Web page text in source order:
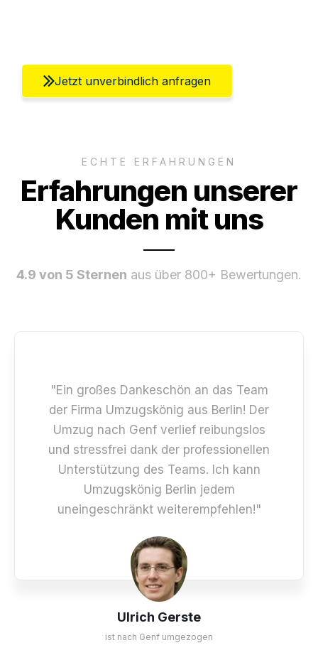
Jetzt unverbindlich anfragen
ECHTE ERFAHRUNGEN
Erfahrungen unserer
Kunden mit uns
4.9 von 5 Sternen aus über 800+ Bewertungen.
Ulrich Gerste
ist nach Genf umgezogen
"Ein großes Dankeschön an das Team
der Firma Umzugskönig aus Berlin! Der
Umzug nach Genf verlief reibungslos
und stressfrei dank der professionellen
Unterstützung des Teams. Ich kann
Umzugskönig Berlin jedem
uneingeschränkt weiterempfehlen!"